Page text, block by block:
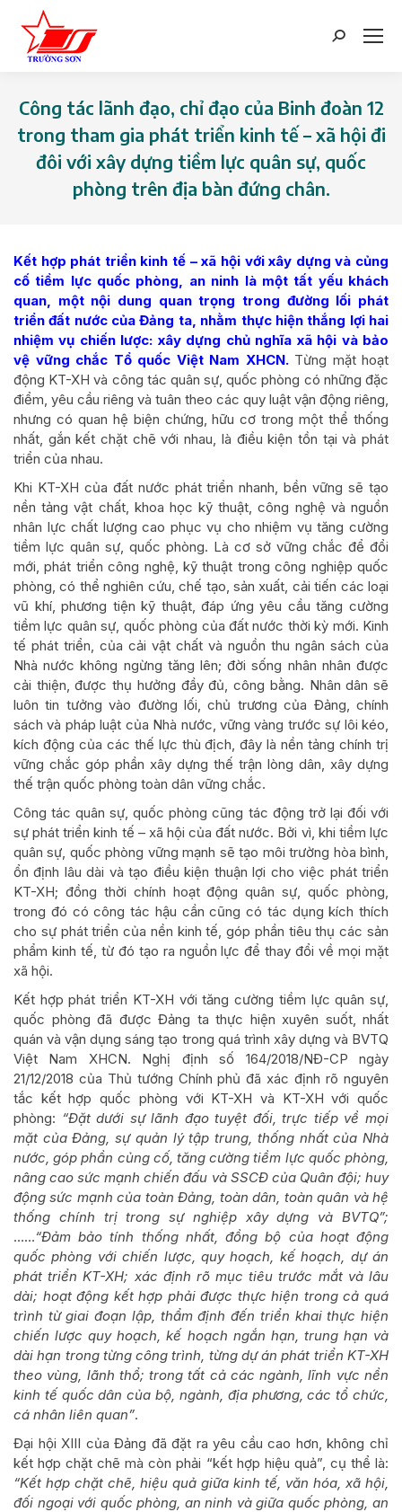
Search:
Công tác lãnh đạo, chỉ đạo của Binh đoàn 12
trong tham gia phát triển kinh tế – xã hội đi
đôi với xây dựng tiềm lực quân sự, quốc
phòng trên địa bàn đứng chân.
Kết hợp phát triển kinh tế – xã hội với xây dựng và củng
cố tiềm lực quốc phòng, an ninh là một tất yếu khách
quan, một nội dung quan trọng trong đường lối phát
triển đất nước của Đảng ta, nhằm thực hiện thắng lợi hai
nhiệm vụ chiến lược: xây dựng chủ nghĩa xã hội và bảo
vệ vững chắc Tổ quốc Việt Nam XHCN. Từng mặt hoạt
động KT-XH và công tác quân sự, quốc phòng có những đặc
điểm, yêu cầu riêng và tuân theo các quy luật vận động riêng,
nhưng có quan hệ biện chứng, hữu cơ trong một thể thống
nhất, gắn kết chặt chẽ với nhau, là điều kiện tồn tại và phát
triển của nhau.
Khi KT-XH của đất nước phát triển nhanh, bền vững sẽ tạo
nền tảng vật chất, khoa học kỹ thuật, công nghệ và nguồn
nhân lực chất lượng cao phục vụ cho nhiệm vụ tăng cường
tiềm lực quân sự, quốc phòng. Là cơ sở vững chắc để đổi
mới, phát triển công nghệ, kỹ thuật trong công nghiệp quốc
phòng, có thể nghiên cứu, chế tạo, sản xuất, cải tiến các loại
vũ khí, phương tiện kỹ thuật, đáp ứng yêu cầu tăng cường
tiềm lực quân sự, quốc phòng của đất nước thời kỳ mới. Kinh
tế phát triển, của cải vật chất và nguồn thu ngân sách của
Nhà nước không ngừng tăng lên; đời sống nhân nhân được
cải thiện, được thụ hưởng đầy đủ, công bằng. Nhân dân sẽ
luôn tin tưởng vào đường lối, chủ trương của Đảng, chính
sách và pháp luật của Nhà nước, vững vàng trước sự lôi kéo,
kích động của các thế lực thù địch, đây là nền tảng chính trị
vững chắc góp phần xây dựng thế trận lòng dân, xây dựng
thế trận quốc phòng toàn dân vững chắc.
Công tác quân sự, quốc phòng cũng tác động trở lại đối với
sự phát triển kinh tế – xã hội của đất nước. Bởi vì, khi tiềm lực
quân sự, quốc phòng vững mạnh sẽ tạo môi trường hòa bình,
ổn định lâu dài và tạo điều kiện thuận lợi cho việc phát triển
KT-XH; đồng thời chính hoạt động quân sự, quốc phòng,
trong đó có công tác hậu cần cũng có tác dụng kích thích
cho sự phát triển của nền kinh tế, góp phần tiêu thụ các sản
phẩm kinh tế, từ đó tạo ra nguồn lực để thay đổi về mọi mặt
xã hội.
Kết hợp phát triển KT-XH với tăng cường tiềm lực quân sự,
quốc phòng đã được Đảng ta thực hiện xuyên suốt, nhất
quán và vận dụng sáng tạo trong quá trình xây dựng và BVTQ
Việt Nam XHCN. Nghị định số 164/2018/NĐ-CP ngày
21/12/2018 của Thủ tướng Chính phủ đã xác định rõ nguyên
tắc kết hợp quốc phòng với KT-XH và KT-XH với quốc
phòng: “Đặt dưới sự lãnh đạo tuyệt đối, trực tiếp về mọi
mặt của Đảng, sự quản lý tập trung, thống nhất của Nhà
nước, góp phần củng cố, tăng cường tiềm lực quốc phòng,
nâng cao sức mạnh chiến đấu và SSCĐ của Quân đội; huy
động sức mạnh của toàn Đảng, toàn dân, toàn quân và hệ
thống chính trị trong sự nghiệp xây dựng và BVTQ”;
……“Đảm bảo tính thống nhất, đồng bộ của hoạt động
quốc phòng với chiến lược, quy hoạch, kế hoạch, dự án
phát triển KT-XH; xác định rõ mục tiêu trước mắt và lâu
dài; hoạt động kết hợp phải được thực hiện trong cả quá
trình từ giai đoạn lập, thẩm định đến triển khai thực hiện
chiến lược quy hoạch, kế hoạch ngắn hạn, trung hạn và
dài hạn trong từng công trình, từng dự án phát triển KT-XH
theo vùng, lãnh thổ; trong tất cả các ngành, lĩnh vực nền
kinh tế quốc dân của bộ, ngành, địa phương, các tổ chức,
cá nhân liên quan”.
Đại hội XIII của Đảng đã đặt ra yêu cầu cao hơn, không chỉ
kết hợp chặt chẽ mà còn phải “kết hợp hiệu quả”, cụ thể là:
“Kết hợp chặt chẽ, hiệu quả giữa kinh tế, văn hóa, xã hội,
đối ngoại với quốc phòng, an ninh và giữa quốc phòng, an